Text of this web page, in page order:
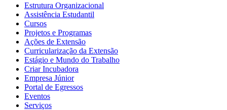
Estrutura Organizacional
Assistência Estudantil
Cursos
Projetos e Programas
Ações de Extensão
Curricularização da Extensão
Estágio e Mundo do Trabalho
Criar Incubadora
Empresa Júnior
Portal de Egressos
Eventos
Serviços